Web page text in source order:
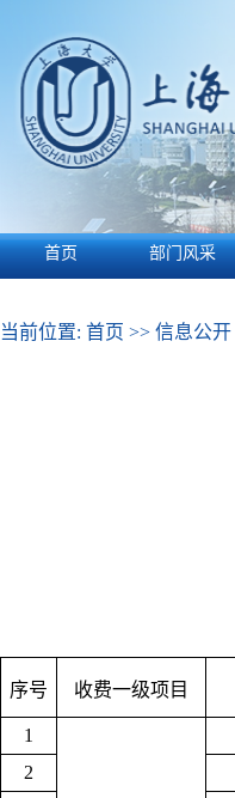
首页 部门风采
当前位置: 首页 >> 信息公开
序号 收费一级项目
1
2